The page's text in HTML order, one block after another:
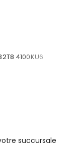
4100KU6
succursale